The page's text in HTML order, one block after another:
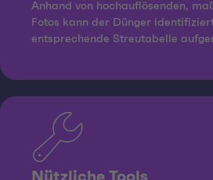
Anhand von hochauflösenden,
Fotos kann der Dünger
entsprechende Streutabelle